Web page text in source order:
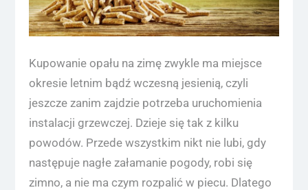
Kupowanie opału na zimę zwykle ma miejsce
okresie letnim bądź wczesną jesienią, czyli
jeszcze zanim zajdzie potrzeba uruchomienia
instalacji grzewczej. Dzieje się tak z kilku
powodów. Przede wszystkim nikt nie lubi, gdy
następuje nagłe załamanie pogody, robi się
zimno, a nie ma czym rozpalić w piecu. Dlatego